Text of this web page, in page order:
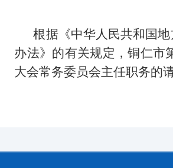
根据《中华人民共和国
办法》的有关规定，铜仁市
大会常务委员会主任职务的